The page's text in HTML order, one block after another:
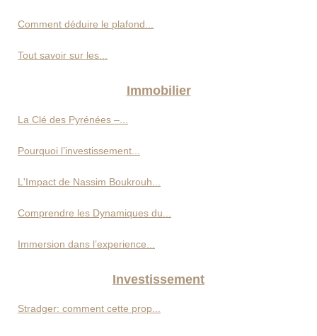
Comment déduire le plafond...
Tout savoir sur les...
Immobilier
La Clé des Pyrénées –...
Pourquoi l’investissement...
L'Impact de Nassim Boukrouh...
Comprendre les Dynamiques du...
Immersion dans l’experience...
Investissement
Stradger: comment cette prop...